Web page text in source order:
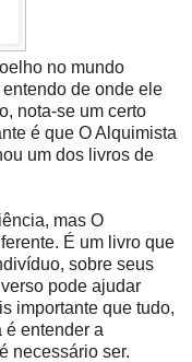
no mundo
de onde ele
nota-se um certo
é que O Alquimista
um dos livros de
mas O
É um livro que
sobre seus
pode ajudar
importante que tudo,
entender a
necessário ser.